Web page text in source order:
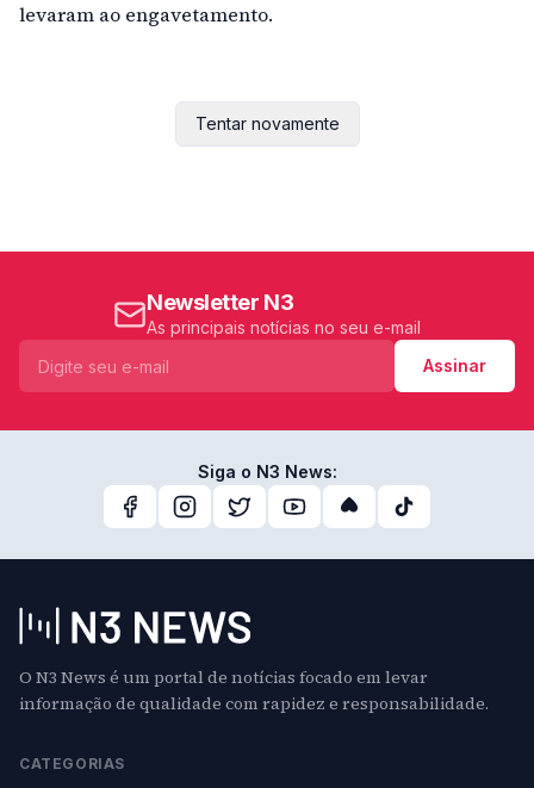
levaram ao engavetamento.
Tentar novamente
Newsletter N3
As principais notícias no seu e-mail
Assinar
Siga o N3 News:
O N3 News é um portal de notícias focado em levar
informação de qualidade com rapidez e responsabilidade.
CATEGORIAS